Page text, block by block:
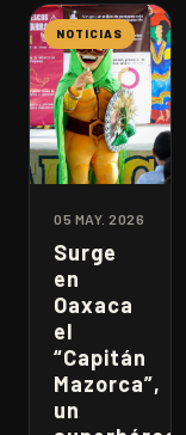
NOTICIAS
05 MAY. 2026
Surge
en
Oaxaca
el
“Capitán
Mazorca”,
un